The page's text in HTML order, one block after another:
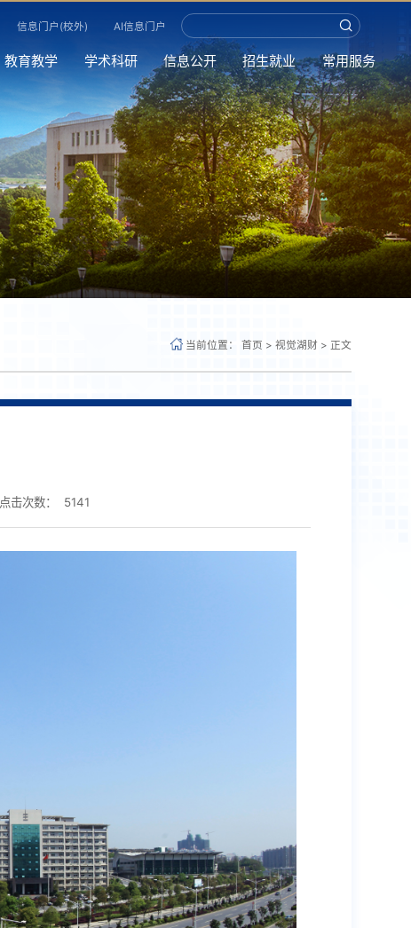
信息门户(校外) AI信息门户
教育教学 学术科研 信息公开 招生就业 常用服务
当前位置： 首页 > 视觉湖财> 正文
点击次数： 5141